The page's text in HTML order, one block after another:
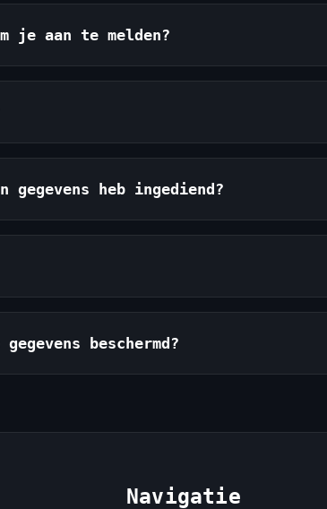
je aan te melden?
heb ingediend?
beschermd?
Navigatie